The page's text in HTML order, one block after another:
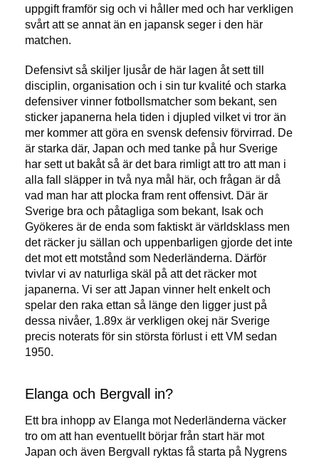
uppgift framför sig och vi håller med och har verkligen
svårt att se annat än en japansk seger i den här
matchen.
Defensivt så skiljer ljusår de här lagen åt sett till
disciplin, organisation och i sin tur kvalité och starka
defensiver vinner fotbollsmatcher som bekant, sen
sticker japanerna hela tiden i djupled vilket vi tror än
mer kommer att göra en svensk defensiv förvirrad. De
är starka där, Japan och med tanke på hur Sverige
har sett ut bakåt så är det bara rimligt att tro att man i
alla fall släpper in två nya mål här, och frågan är då
vad man har att plocka fram rent offensivt. Där är
Sverige bra och påtagliga som bekant, Isak och
Gyökeres är de enda som faktiskt är världsklass men
det räcker ju sällan och uppenbarligen gjorde det inte
det mot ett motstånd som Nederländerna. Därför
tvivlar vi av naturliga skäl på att det räcker mot
japanerna. Vi ser att Japan vinner helt enkelt och
spelar den raka ettan så länge den ligger just på
dessa nivåer, 1.89x är verkligen okej när Sverige
precis noterats för sin största förlust i ett VM sedan
1950.
Elanga och Bergvall in?
Ett bra inhopp av Elanga mot Nederländerna väcker
tro om att han eventuellt börjar från start här mot
Japan och även Bergvall ryktas få starta på Nygrens